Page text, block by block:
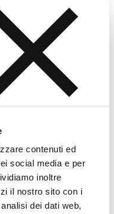
contenuti ed
social media e per
inoltre
il nostro sito con i
dei dati web,
per distribuire il
gli stati
gli stati